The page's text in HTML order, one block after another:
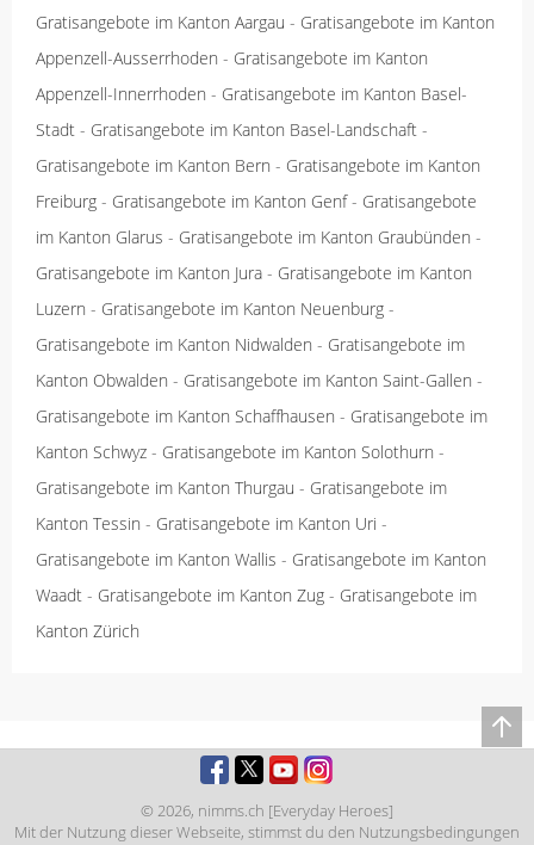
Gratisangebote im Kanton Aargau - Gratisangebote im Kanton
Appenzell-Ausserrhoden - Gratisangebote im Kanton
Appenzell-Innerrhoden - Gratisangebote im Kanton Basel-
Stadt - Gratisangebote im Kanton Basel-Landschaft -
Gratisangebote im Kanton Bern - Gratisangebote im Kanton
Freiburg - Gratisangebote im Kanton Genf- Gratisangebote
im Kanton Glarus - Gratisangebote im Kanton Graubünden -
Gratisangebote im Kanton Jura - Gratisangebote im Kanton
Luzern - Gratisangebote im Kanton Neuenburg -
Gratisangebote im Kanton Nidwalden - Gratisangebote im
Kanton Obwalden - Gratisangebote im Kanton Saint-Gallen -
Gratisangebote im Kanton Schaffhausen - Gratisangebote im
Kanton Schwyz - Gratisangebote im Kanton Solothurn -
Gratisangebote im Kanton Thurgau - Gratisangebote im
Kanton Tessin - Gratisangebote im Kanton Uri -
Gratisangebote im Kanton Wallis - Gratisangebote im Kanton
Waadt - Gratisangebote im Kanton Zug - Gratisangebote im
Kanton Zürich
© 2026, nimms.ch [Everyday Heroes]
Mit der Nutzung dieser Webseite, stimmst du den Nutzungsbedingungen